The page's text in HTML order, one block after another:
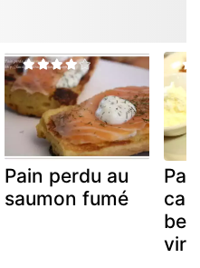
Pain perdu au
saumon fumé